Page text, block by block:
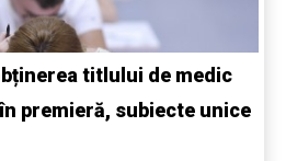
titlului de medic
premieră, subiecte unice